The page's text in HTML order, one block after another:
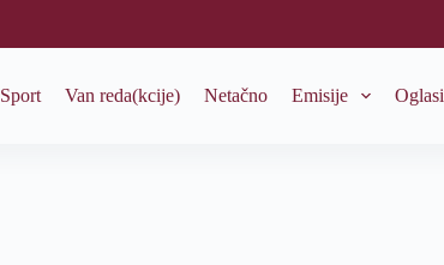
Sport Van reda(kcije) Netačno Emisije Oglasi